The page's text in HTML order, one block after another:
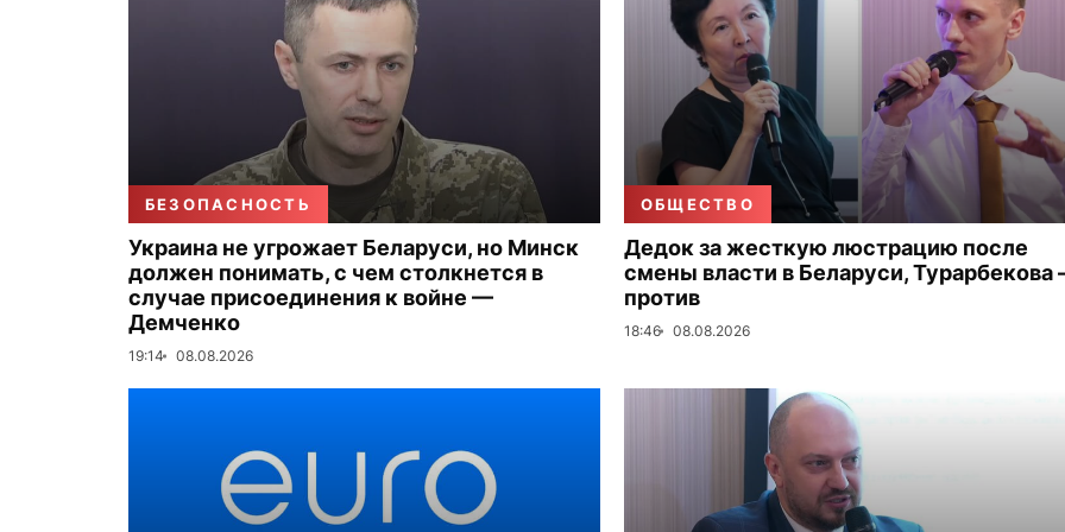
БЕЗОПАСНОСТЬ
Украина не угрожает Беларуси, но Минск
должен понимать, с чем столкнется в
случае присоединения к войне —
Демченко
19:14 08.08.2026
ОБЩЕСТВО
Дедок за жесткую люстрацию после
смены власти в Беларуси, Турарбекова
против
18:46 08.08.2026